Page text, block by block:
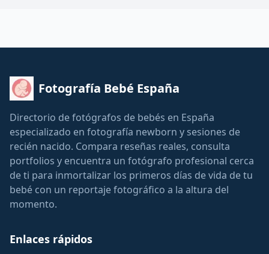
Fotografía Bebé España
Directorio de fotógrafos de bebés en España
especializado en fotografía newborn y sesiones de
recién nacido. Compara reseñas reales, consulta
portfolios y encuentra un fotógrafo profesional cerca
de ti para inmortalizar los primeros días de vida de tu
bebé con un reportaje fotográfico a la altura del
momento.
Enlaces rápidos